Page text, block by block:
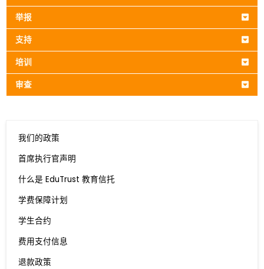
我们的政策
首席执行官声明
什么是 EduTrust 教育信托
学费保障计划
学生合约
费用支付信息
退款政策
举报
支持
培训
审查